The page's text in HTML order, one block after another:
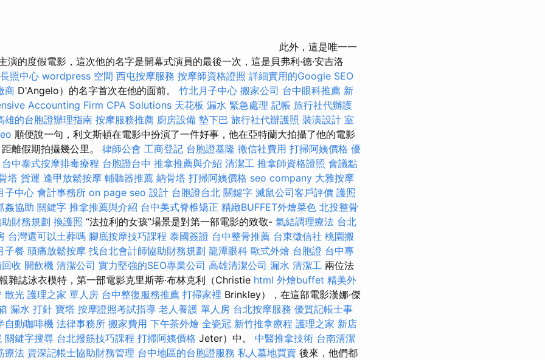
此外，這是唯一一
演的度假電影，這次他的名字是開幕式演員的最後一次，這是貝弗利·德·安吉洛
長照中心 wordpress 空間 西屯按摩服務 按摩師資格證照 詳細實用的Google SEO
商 D'Angelo）的名字首次在他的面前。 竹北月子中心 搬家公司 台中眼科推薦 新
Accounting Firm CPA Solutions 天花板 漏水 緊急處理 記帳 旅行社代辦護
雄的台胞證辦理指南 按摩服務推薦 廚房設備 墊下巴 旅行社代辦護照 裝潢設計 室
順便說一句，利文斯頓在電影中扮演了一件好事，他在亞特蘭大拍攝了他的電影
離假期拍攝幾公里。 律師公會 工商登記 台胞證基隆 徵信社費用 打掃阿姨價格 優
台中泰式按摩排毒療程 台胞證台中 推拿推薦與介紹 清潔工 推拿師資格證照 會議點
塔 貨運 逢甲放鬆按摩 輔聽器推薦 納骨塔 打掃阿姨價格 seo company 大雅按摩
子中心 會計事務所 on page seo 設計 台胞證台北 關鍵字 滅鼠公司客戶評價 護照
姦協助 關鍵字 推拿推薦與介紹 台中美式脊椎矯正 精緻BUFFET外燴菜色 北投整骨
財務規劃 換護照 “法拉利的女孩”場景是對第一部電影的致敬- 氣結調理療法 台北
台灣還可以土葬嗎 腳底按摩技巧課程 泰國簽證 台中整骨推薦 台東徵信社 桃園搬
子餐 頭痛放鬆按摩 找台北會計師協助財務規劃 龍潭眼科 歐式外燴 台胞證 台中專
收 開飲機 清潔公司 實力堅強的SEO專業公司 高雄清潔公司 漏水 清潔工 兩位法
雜誌泳衣模特，第一部電影克里斯蒂·布林克利（Christie html 外燴buffet 精美外
散光 護理之家 單人房 台中整復服務推薦 打掃家裡 Brinkley），在這部電影漢娜·傑
漏水 打針 寶塔 按摩證照考試指導 老人養護 單人房 台北按摩服務 優質記帳士事
自動咖啡機 法律事務所 搬家費用 下午茶外燴 全瓷冠 新竹推拿療程 護理之家 新店
關鍵字搜尋 台北撥筋技巧課程 打掃阿姨價格 Jeter）中。 中醫推拿技術 台南清潔
療法 資深記帳士協助財務管理 台中地區的台胞證服務 私人墓地買賣 後來，他們都